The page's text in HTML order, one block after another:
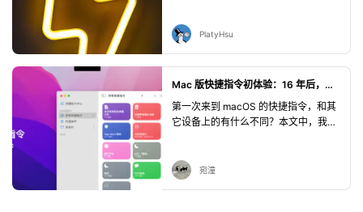
如何借助快捷指令和「提醒事项」app
的通知和同步能力，模拟出类似的效
PlatyHsu
Mac 版快捷指令初体验：16 年后，扛炮机器人终于可以退休了
第一次来到 macOS 的快捷指令，和其
它设备上的有什么不同？本文中，我们
宛潼